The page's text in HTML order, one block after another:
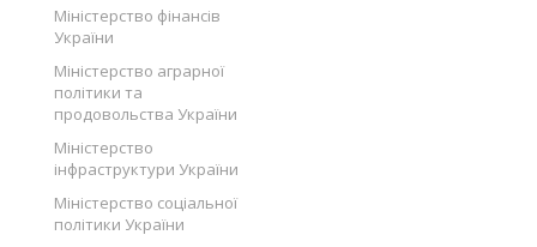
Міністерство фінансів
України
Міністерство аграрної
політики та
продовольства України
Міністерство
інфраструктури України
Міністерство соціальної
політики України